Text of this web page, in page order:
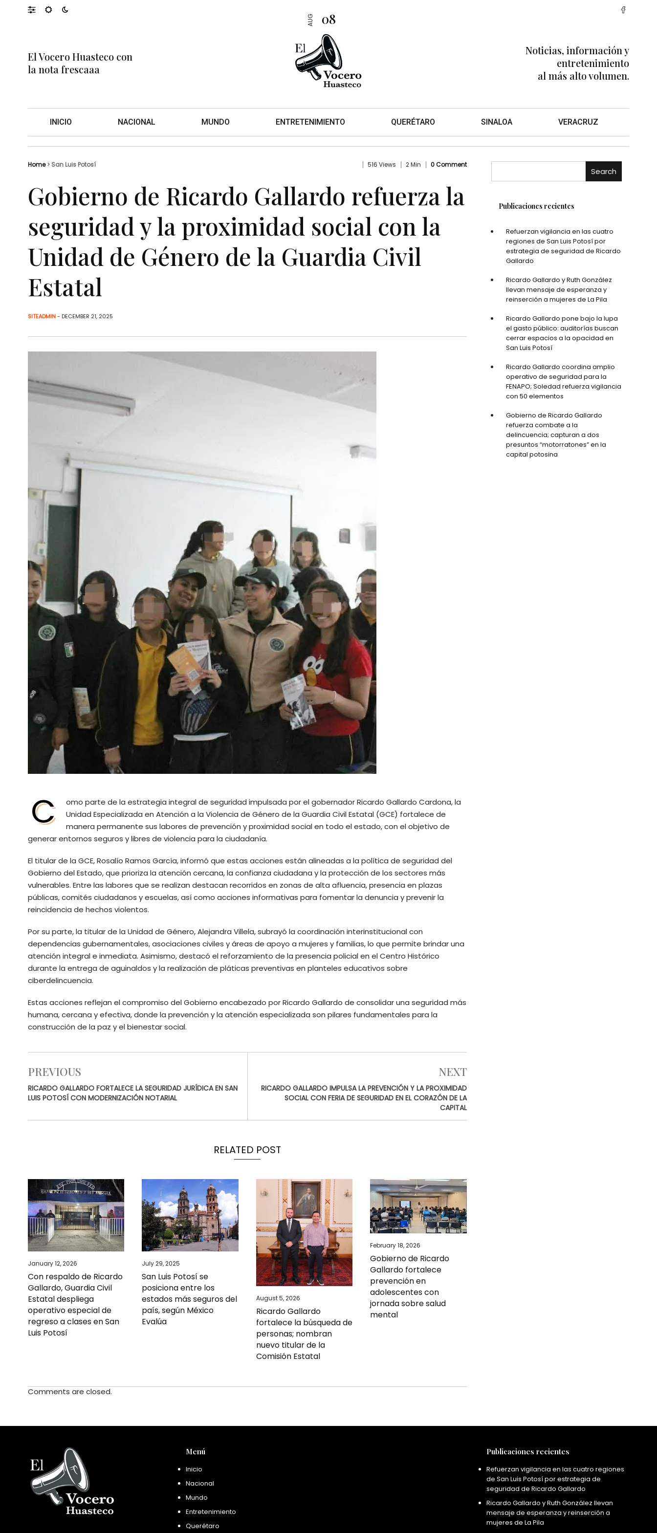
08
AUG
El Vocero Huasteco con
la nota frescaaa
Noticias, información y
entretenimiento
al más alto volumen.
INICIO NACIONAL MUNDO ENTRETENIMIENTO QUERÉTARO SINALOA VERACRUZ
Home> San Luis Potosí 516 Views 2 Min 0 Comment
Gobierno de Ricardo Gallardo refuerza la
seguridad y la proximidad social con la
Unidad de Género de la Guardia Civil
Estatal
SITEADMIN- DECEMBER 21, 2025
C
omo parte de la estrategia integral de seguridad impulsada por el gobernador Ricardo Gallardo Cardona, la
Unidad Especializada en Atención a la Violencia de Género de la Guardia Civil Estatal (GCE) fortalece de
manera permanente sus labores de prevención y proximidad social en todo el estado, con el objetivo de
generar entornos seguros y libres de violencia para la ciudadanía.
El titular de la GCE, Rosalío Ramos García, informó que estas acciones están alineadas a la política de seguridad del
Gobierno del Estado, que prioriza la atención cercana, la confianza ciudadana y la protección de los sectores más
vulnerables. Entre las labores que se realizan destacan recorridos en zonas de alta afluencia, presencia en plazas
públicas, comités ciudadanos y escuelas, así como acciones informativas para fomentar la denuncia y prevenir la
reincidencia de hechos violentos.
Por su parte, la titular de la Unidad de Género, Alejandra Villela, subrayó la coordinación interinstitucional con
dependencias gubernamentales, asociaciones civiles y áreas de apoyo a mujeres y familias, lo que permite brindar una
atención integral e inmediata. Asimismo, destacó el reforzamiento de la presencia policial en el Centro Histórico
durante la entrega de aguinaldos y la realización de pláticas preventivas en planteles educativos sobre
ciberdelincuencia.
Estas acciones reflejan el compromiso del Gobierno encabezado por Ricardo Gallardo de consolidar una seguridad más
humana, cercana y efectiva, donde la prevención y la atención especializada son pilares fundamentales para la
construcción de la paz y el bienestar social.
PREVIOUS
RICARDO GALLARDO FORTALECE LA SEGURIDAD JURÍDICA EN SAN
LUIS POTOSÍ CON MODERNIZACIÓN NOTARIAL
NEXT
RICARDO GALLARDO IMPULSA LA PREVENCIÓN Y LA PROXIMIDAD
SOCIAL CON FERIA DE SEGURIDAD EN EL CORAZÓN DE LA
CAPITAL
RELATED POST
January 12, 2026
Con respaldo de Ricardo
Gallardo, Guardia Civil
Estatal despliega
operativo especial de
regreso a clases en San
Luis Potosí
July 29, 2025
San Luis Potosí se
posiciona entre los
estados más seguros del
país, según México
Evalúa
August 5, 2026
Ricardo Gallardo
fortalece la búsqueda de
personas; nombran
nuevo titular de la
Comisión Estatal
February 18, 2026
Gobierno de Ricardo
Gallardo fortalece
prevención en
adolescentes con
jornada sobre salud
mental
Comments are closed.
Search
Publicaciones recientes
Refuerzan vigilancia en las cuatro
regiones de San Luis Potosí por
estrategia de seguridad de Ricardo
Gallardo
Ricardo Gallardo y Ruth González
llevan mensaje de esperanza y
reinserción a mujeres de La Pila
Ricardo Gallardo pone bajo la lupa
el gasto público: auditorías buscan
cerrar espacios a la opacidad en
San Luis Potosí
Ricardo Gallardo coordina amplio
operativo de seguridad para la
FENAPO; Soledad refuerza vigilancia
con 50 elementos
Gobierno de Ricardo Gallardo
refuerza combate a la
delincuencia; capturan a dos
presuntos “motorratones” en la
capital potosina
Menú
Inicio
Nacional
Mundo
Entretenimiento
Querétaro
Publicaciones recientes
Refuerzan vigilancia en las cuatro regiones
de San Luis Potosí por estrategia de
seguridad de Ricardo Gallardo
Ricardo Gallardo y Ruth González llevan
mensaje de esperanza y reinserción a
mujeres de La Pila